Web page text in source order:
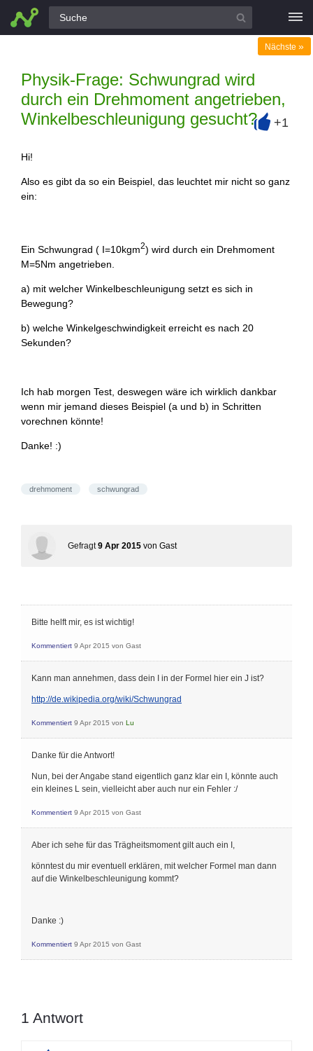
Alle Fragen
Physik-Frage: Schwungrad wird
durch ein Drehmoment angetrieben,
Winkelbeschleunigung gesucht?
Nächste »
+1
Hi!
Also es gibt da so ein Beispiel, das leuchtet mir nicht so ganz
ein:
Ein Schwungrad ( I=10kgm2) wird durch ein Drehmoment
M=5Nm angetrieben.
a) mit welcher Winkelbeschleunigung setzt es sich in
Bewegung?
b) welche Winkelgeschwindigkeit erreicht es nach 20
Sekunden?
Ich hab morgen Test, deswegen wäre ich wirklich dankbar
wenn mir jemand dieses Beispiel (a und b) in Schritten
vorechnen könnte!
Danke! :)
drehmoment schwungrad
Gefragt 9 Apr 2015 von Gast
Bitte helft mir, es ist wichtig!
Kommentiert 9 Apr 2015 von Gast
Kann man annehmen, dass dein I in der Formel hier ein J ist?
http://de.wikipedia.org/wiki/Schwungrad
Kommentiert 9 Apr 2015 von Lu
Danke für die Antwort!
Nun, bei der Angabe stand eigentlich ganz klar ein I, könnte auch
ein kleines L sein, vielleicht aber auch nur ein Fehler :/
Kommentiert 9 Apr 2015 von Gast
Aber ich sehe für das Trägheitsmoment gilt auch ein I,
könntest du mir eventuell erklären, mit welcher Formel man dann
auf die Winkelbeschleunigung kommt?
Danke :)
Kommentiert 9 Apr 2015 von Gast
1 Antwort